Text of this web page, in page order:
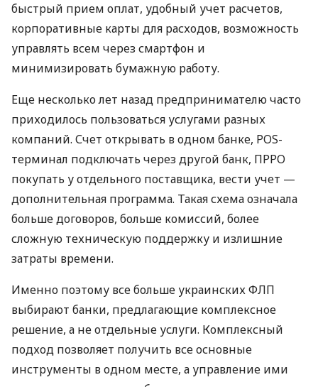
быстрый прием оплат, удобный учет расчетов,
корпоративные карты для расходов, возможность
управлять всем через смартфон и
минимизировать бумажную работу.
Еще несколько лет назад предпринимателю часто
приходилось пользоваться услугами разных
компаний. Счет открывать в одном банке, POS-
терминал подключать через другой банк, ПРРО
покупать у отдельного поставщика, вести учет —
дополнительная программа. Такая схема означала
больше договоров, больше комиссий, более
сложную техническую поддержку и излишние
затраты времени.
Именно поэтому все больше украинских ФЛП
выбирают банки, предлагающие комплексное
решение, а не отдельные услуги. Комплексный
подход позволяет получить все основные
инструменты в одном месте, а управление ими